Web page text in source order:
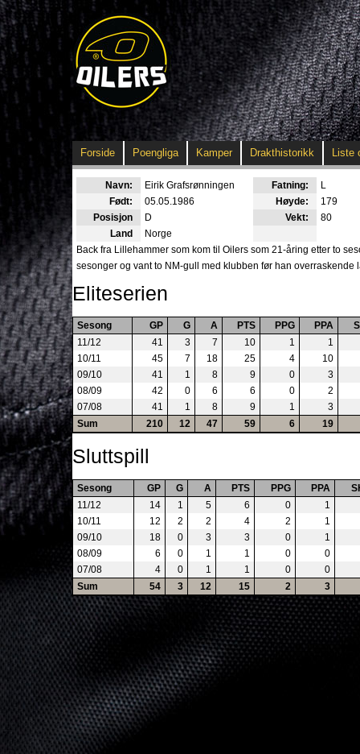
Forside Poengliga Kamper Drakthistorikk Liste
Navn: Eirik Grafsrønningen Fatning:
L
Født:
05.05.1986 Høyde:
179
Posisjon
D Vekt:
80
Land
Norge
Back fra Lillehammer som kom til Oilers som 21-åring etter to
sesonger og vant to NM-gull med klubben før han
Eliteserien
Sesong GP G A PTS PPG PPA
11/12
41 3 7 10 1
1
10/11
45 7 18 25 4
10
09/10
41 1 8 9 0
3
08/09
42 0 6 6 0
2
07/08
41 1 8 9 1
3
Sum
210 12 47 59 6 19
Sluttspill
Sesong GP G A PTS PPG PPA
11/12
14 1 5 6 0
1
10/11
12 2 2 4 2
1
09/10
18 0 3 3 0
1
08/09
6 0 1 1 0
0
07/08
4 0 1 1 0
0
Sum
54 3 12 15 2 3